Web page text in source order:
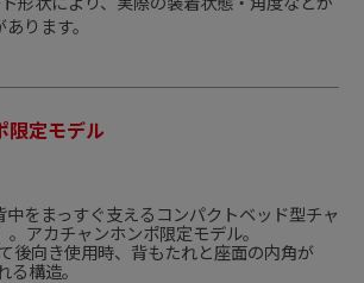
ります。
限定モデル
をまっすぐ支えるコンパクトベッド型チャ
アカチャンホンポ限定モデル。
後向き使用時、背もたれと座面の内角が
る構造。